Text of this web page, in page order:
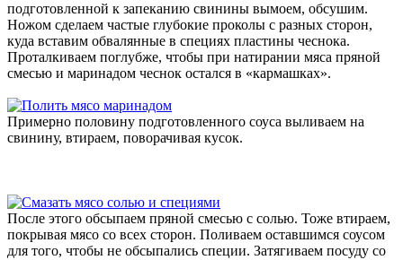
подготовленной к запеканию свинины вымоем, обсушим.
Ножом сделаем частые глубокие проколы с разных сторон,
куда вставим обвалянные в специях пластины чеснока.
Проталкиваем поглубже, чтобы при натирании мяса пряной
смесью и маринадом чеснок остался в «кармашках».
Примерно половину подготовленного соуса выливаем на
свинину, втираем, поворачивая кусок.
После этого обсыпаем пряной смесью с солью. Тоже втираем,
покрывая мясо со всех сторон. Поливаем оставшимся соусом
для того, чтобы не обсыпались специи. Затягиваем посуду со